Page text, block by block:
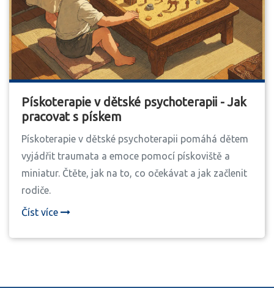
Pískoterapie v dětské psychoterapii - Jak
pracovat s pískem
Pískoterapie v dětské psychoterapii pomáhá dětem
vyjádřit traumata a emoce pomocí pískoviště a
miniatur. Čtěte, jak na to, co očekávat a jak začlenit
rodiče.
Číst více